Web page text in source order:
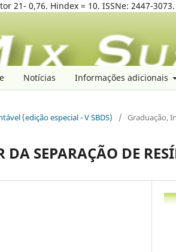
21- 0,76. Hindex = 10. ISSNe: 2447-3073.
Notícias Informações adicionais
(edição especial - V SBDS) / Graduação,
SEPARAÇÃO DE